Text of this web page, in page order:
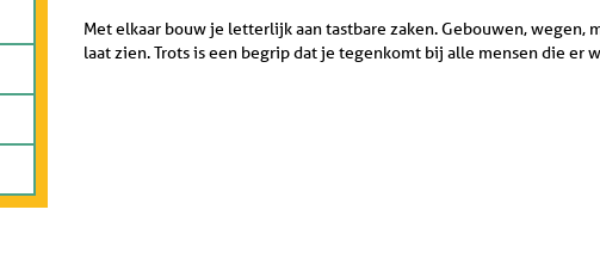
Met elkaar bouw je letterlijk aan tastbare zaken. Gebouwen, wegen,
laat zien. Trots is een begrip dat je tegenkomt bij alle mensen die er